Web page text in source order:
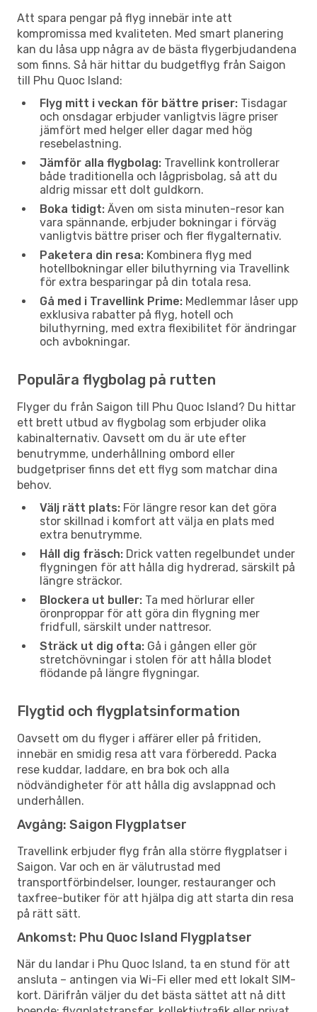
Att spara pengar på flyg innebär inte att
kompromissa med kvaliteten. Med smart planering
kan du låsa upp några av de bästa flygerbjudandena
som finns. Så här hittar du budgetflyg från Saigon
till Phu Quoc Island:
Flyg mitt i veckan för bättre priser: Tisdagar
och onsdagar erbjuder vanligtvis lägre priser
jämfört med helger eller dagar med hög
resebelastning.
Jämför alla flygbolag: Travellink kontrollerar
både traditionella och lågprisbolag, så att du
aldrig missar ett dolt guldkorn.
Boka tidigt: Även om sista minuten-resor kan
vara spännande, erbjuder bokningar i förväg
vanligtvis bättre priser och fler flygalternativ.
Paketera din resa: Kombinera flyg med
hotellbokningar eller biluthyrning via Travellink
för extra besparingar på din totala resa.
Gå med i Travellink Prime: Medlemmar låser upp
exklusiva rabatter på flyg, hotell och
biluthyrning, med extra flexibilitet för ändringar
och avbokningar.
Populära flygbolag på rutten
Flyger du från Saigon till Phu Quoc Island? Du hittar
ett brett utbud av flygbolag som erbjuder olika
kabinalternativ. Oavsett om du är ute efter
benutrymme, underhållning ombord eller
budgetpriser finns det ett flyg som matchar dina
behov.
Välj rätt plats: För längre resor kan det göra
stor skillnad i komfort att välja en plats med
extra benutrymme.
Håll dig fräsch: Drick vatten regelbundet under
flygningen för att hålla dig hydrerad, särskilt på
längre sträckor.
Blockera ut buller: Ta med hörlurar eller
öronproppar för att göra din flygning mer
fridfull, särskilt under nattresor.
Sträck ut dig ofta: Gå i gången eller gör
stretchövningar i stolen för att hålla blodet
flödande på längre flygningar.
Flygtid och flygplatsinformation
Oavsett om du flyger i affärer eller på fritiden,
innebär en smidig resa att vara förberedd. Packa
rese kuddar, laddare, en bra bok och alla
nödvändigheter för att hålla dig avslappnad och
underhållen.
Avgång: Saigon Flygplatser
Travellink erbjuder flyg från alla större flygplatser i
Saigon. Var och en är välutrustad med
transportförbindelser, lounger, restauranger och
taxfree-butiker för att hjälpa dig att starta din resa
på rätt sätt.
Ankomst: Phu Quoc Island Flygplatser
När du landar i Phu Quoc Island, ta en stund för att
ansluta – antingen via Wi-Fi eller med ett lokalt SIM-
kort. Därifrån väljer du det bästa sättet att nå ditt